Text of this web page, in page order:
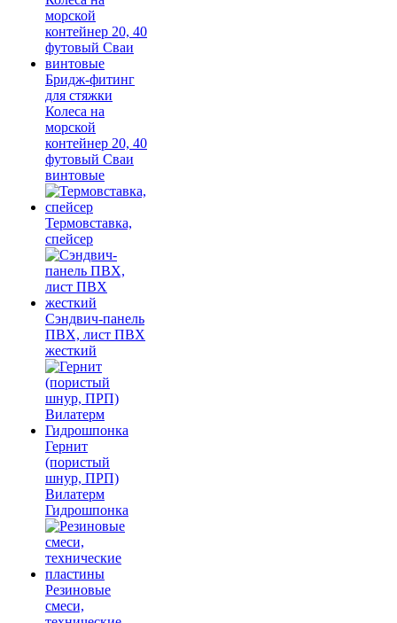
Бридж-фитинг
для стяжки
Колеса на
морской
контейнер 20, 40
футовый Сваи
винтовые
Термовставка,
спейсер
Сэндвич-панель
ПВХ, лист ПВХ
жесткий
Гернит
(пористый
шнур, ПРП)
Вилатерм
Гидрошпонка
Резиновые
смеси,